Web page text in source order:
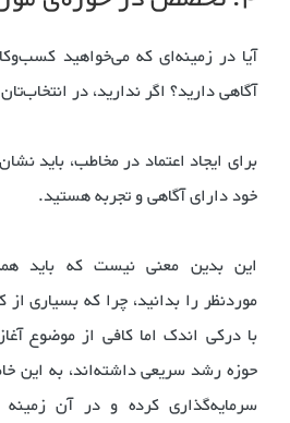
آیا در زمینه‌ای که می‌خواهید
آگاهی دارید؟ اگر ندارید، در
برای ایجاد اعتماد در مخاطب، باید
خود دارای آگاهی و تجربه هستید.
این بدین معنی نیست که باید
موردنظر را بدانید، چرا که بسیاری
با درکی اندک اما کافی از موضوع
حوزه رشد سریعی داشته‌اند، به این
سرمایه‌گذاری کرده و در آن زمینه